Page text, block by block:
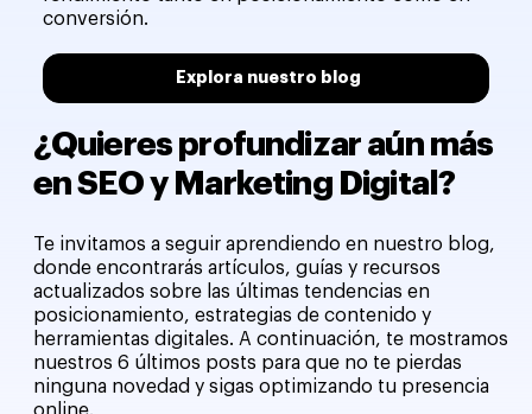
conversión.
Explora nuestro blog
¿Quieres profundizar aún más
en SEO y Marketing Digital?
Te invitamos a seguir aprendiendo en nuestro blog,
donde encontrarás artículos, guías y recursos
actualizados sobre las últimas tendencias en
posicionamiento, estrategias de contenido y
herramientas digitales. A continuación, te mostramos
nuestros 6 últimos posts para que no te pierdas
ninguna novedad y sigas optimizando tu presencia